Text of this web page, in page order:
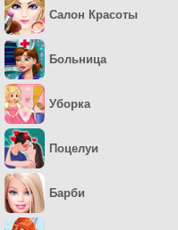
Салон Красоты
Больница
Уборка
Поцелуи
Барби